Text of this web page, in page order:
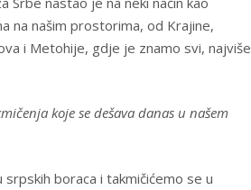
na našim prostorima, od Krajine,
i Metohije, gdje je znamo svi, najviše
koje se dešava danas u našem
boraca i takmičićemo se u